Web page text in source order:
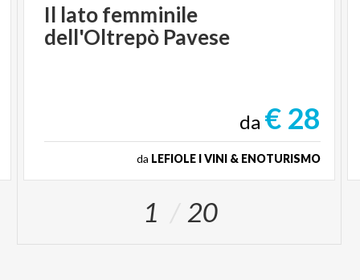
Il latofemminile
dell'Oltrepò Pavese
da € 28
da LEFIOLE I VINI & ENOTURISMO
1 20